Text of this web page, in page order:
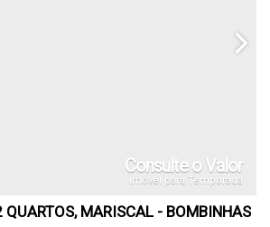
Consulte o Valor
Imóvel para Temporada
QUARTOS, MARISCAL - BOMBINHAS